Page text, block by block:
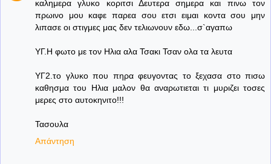
καλημερα γλυκο κοριτσι Δευτερα σημερα και πινω τον
πρωινο μου καφε παρεα σου ετσι ειμαι κοντα σου μην
λιπασε οι στιγμες μας δεν τελιωνουν εδω...σ`αγαπω
ΥΓ.Η φωτο με τον Ηλια αλα Τσακι Τσαν ολα τα λευτα
ΥΓ2.το γλυκο που πηρα φευγοντας το ξεχασα στο πισω
καθησμα του Ηλια μαλον θα αναρωτιεται τι μυριζει τοσες
μερες στο αυτοκηνιτο!!!
Τασουλα
Απάντηση